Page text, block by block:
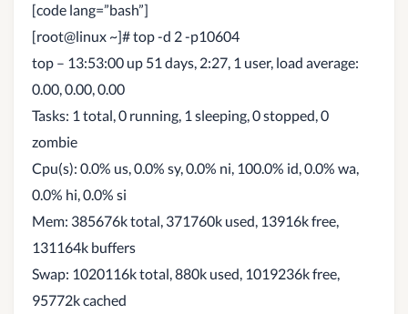
[code lang=”bash”]
[root@linux ~]# top -d 2 -p10604
top – 13:53:00 up 51 days, 2:27, 1 user, load average:
0.00, 0.00, 0.00
Tasks: 1 total, 0 running, 1 sleeping, 0 stopped, 0
zombie
Cpu(s): 0.0% us, 0.0% sy, 0.0% ni, 100.0% id, 0.0% wa,
0.0% hi, 0.0% si
Mem: 385676k total, 371760k used, 13916k free,
131164k buffers
Swap: 1020116k total, 880k used, 1019236k free,
95772k cached